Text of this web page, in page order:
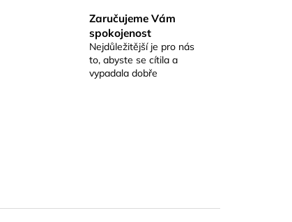
Zaručujeme Vám
spokojenost
Nejdůležitější je pro nás
to, abyste se cítila a
vypadala dobře